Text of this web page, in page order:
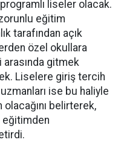
liseler olacak.
eğitim
tarafından açık
özel okullara
gitmek
Liselere giriş tercih
ise bu haliyle
olacağını belirterek,
eğitimden